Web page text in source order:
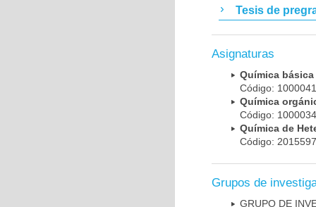
Tesis de
Asignaturas
Química básica
Código:
Química
Código:
Química de
Código:
Grupos de
GRUPO DE